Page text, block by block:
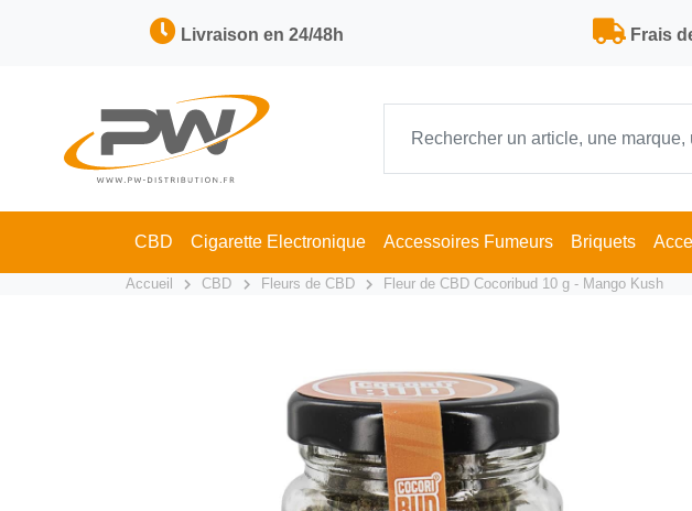
Livraison en 24/48h Frais
CBD Cigarette Electronique Accessoires Fumeurs Briquets
Accueil CBD Fleurs de CBD Fleur de CBD Cocoribud 10 g - Mango Kush